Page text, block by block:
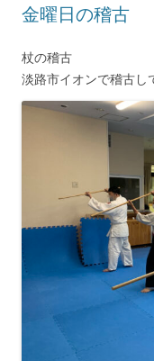
金曜日の稽古
杖の稽古
淡路市イオンで稽古し